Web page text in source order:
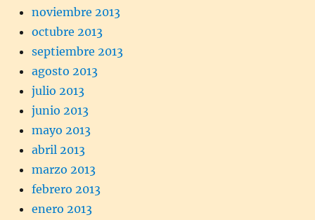
noviembre 2013
octubre 2013
septiembre 2013
agosto 2013
julio 2013
junio 2013
mayo 2013
abril 2013
marzo 2013
febrero 2013
enero 2013